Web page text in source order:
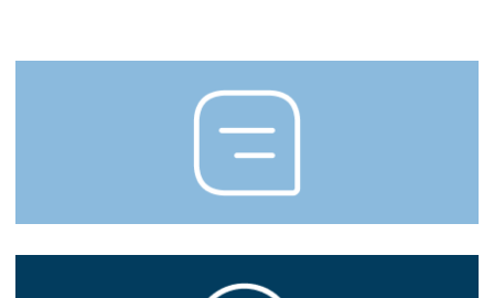
Servicios